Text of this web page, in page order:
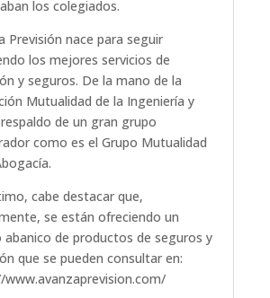
los colegiados.
Previsión nace para seguir
los mejores servicios de
y seguros. De la mano de la
Mutualidad de la Ingeniería y
de un gran grupo
como es el Grupo Mutualidad
cabe destacar que,
se están ofreciendo un
abanico de productos de seguros y
que se pueden consultar en: